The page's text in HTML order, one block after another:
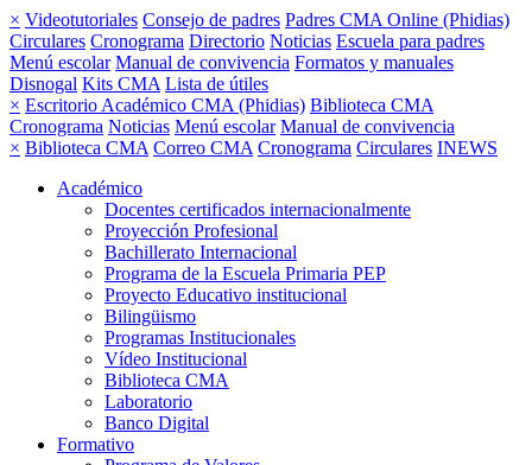
× Videotutoriales Consejo de padres Padres CMA Online (Phidias)
Circulares Cronograma Directorio Noticias Escuela para padres
Menú escolar Manual de convivencia Formatos y manuales
Disnogal Kits CMA Lista de útiles
× Escritorio Académico CMA (Phidias) Biblioteca CMA
Cronograma Noticias Menú escolar Manual de convivencia
× Biblioteca CMA Correo CMA Cronograma Circulares INEWS
Académico
Docentes certificados internacionalmente
Proyección Profesional
Bachillerato Internacional
Programa de la Escuela Primaria PEP
Proyecto Educativo institucional
Bilingüismo
Programas Institucionales
Vídeo Institucional
Biblioteca CMA
Laboratorio
Banco Digital
Formativo